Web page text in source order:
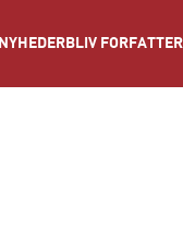
NYHEDER BLIV FORFATTER